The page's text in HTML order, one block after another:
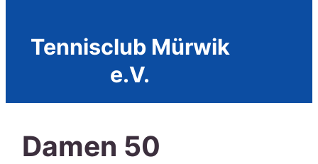
Tennisclub Mürwik
e.V.
Damen 50